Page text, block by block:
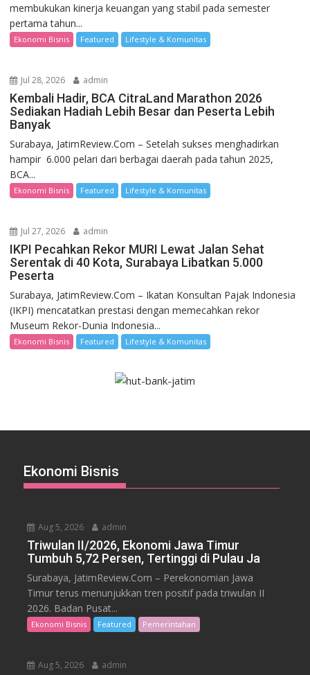
membukukan kinerja keuangan yang stabil pada semester
pertama tahun...
Ekonomi Bisnis Featured Lifestyle & Komunitas
Jul 28, 2026 admin
Kembali Hadir, BCA CitraLand Marathon 2026
Sediakan Hadiah Lebih Besar dan Peserta Lebih
Banyak
Surabaya, JatimReview.Com – Setelah sukses menghadirkan
hampir 6.000 pelari dari berbagai daerah pada tahun 2025,
BCA...
Ekonomi Bisnis Featured Lifestyle & Komunitas
Jul 27, 2026 admin
IKPI Pecahkan Rekor MURI Lewat Jalan Sehat
Serentak di 40 Kota, Surabaya Libatkan 5.000
Peserta
Surabaya, JatimReview.Com – Ikatan Konsultan Pajak Indonesia
(IKPI) mencatatkan prestasi dengan memecahkan rekor
Museum Rekor-Dunia Indonesia...
Ekonomi Bisnis Featured Lifestyle & Komunitas
Ekonomi Bisnis
Aug 5, 2026 admin
Triwulan II/2026, Ekonomi Jawa Timur
Tumbuh 5,72 Persen, Tertinggi di Pulau Ja
Surabaya, JatimReview.Com – Perekonomian Jawa
Timur terus menunjukkan tren positif pada triwulan II
2026. Badan Pusat...
Ekonomi Bisnis Featured Pemerintahan
Aug 5, 2026 admin